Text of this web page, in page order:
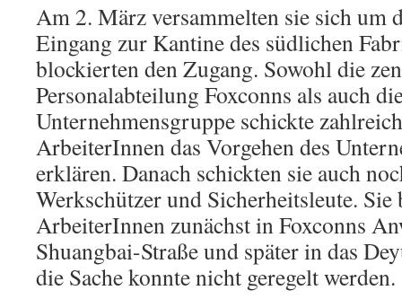
Am 2. März versammelten sie sich um
Eingang zur Kantine des südlichen
blockierten den Zugang. Sowohl die
Personalabteilung Foxconns als auch
Unternehmensgruppe schickte
ArbeiterInnen das Vorgehen des
erklären. Danach schickten sie auch
Werkschützer und Sicherheitsleute. Sie
ArbeiterInnen zunächst in Foxconns
Shuangbai-Straße und später in das
die Sache konnte nicht geregelt werden.